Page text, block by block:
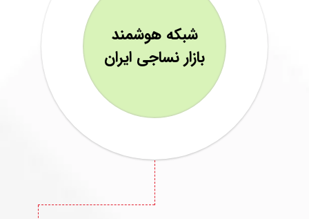
شبکه هوشمند
بازار نساجی ایران